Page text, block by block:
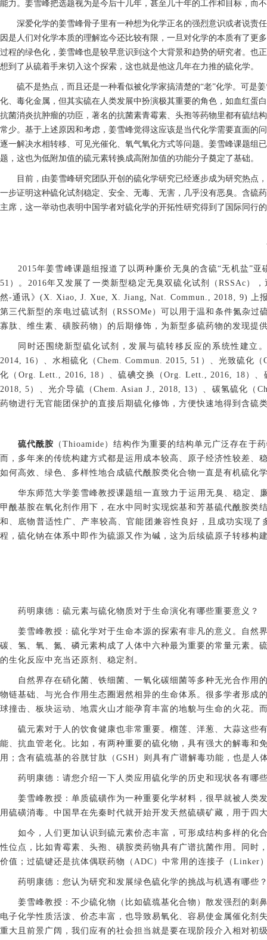
能力。姜雪峰把选题视为是今后十几年，甚至几十年的工作和目标，而
深爱化学的姜雪峰骨子里有一种想为化学正名的强烈意识或者说责
因是人们对化学本质的理解迄今还比较有限，一旦对化学的本质有了
过程的绿色化，姜雪峰也是较早意识到这个大背景和趋势的研究者。也
想到了从硫着手来切入这个探索，这也就是他这几年在力推的硫化学。
硫不是热点，而且还是一种看似被化学家搞清楚的“老”化学。可是
化、毒化金属，但其实硫在人类发展中扮演极其重要的角色，如血红蛋
抗菌消炎抗肿瘤的功臣，著名的抗菌素青霉素、头孢等药物里都有硫结
常少。基于上述原因和考虑，姜雪峰觉得这应该是当代化学需要直面的
逐一解决水相转移、可见光催化、氧气氧化方式等问题。姜雪峰课题组
题，这也为低附加值的硫元素转换成高附加值的功能分子奠定了基础。
目前，由姜雪峰研究团队开创的硫化学研究已经逐步成为研究热
一步证明这种硫化试剂稳定、安全、无毒、无害，几乎没有恶臭。含硫
主席，这一举动也表明中国学者对硫化学的开拓性研究得到了国际同行
2015年姜雪峰课题组报道了以两种廉价无臭的含硫“无机盐”亚
51）。2016年又发展了一类新型稳定无臭双硫化试剂（RSSAc）
然-通讯》(X. Xiao, J. Xue, X. Jiang, Nat. Commun., 2018‚ 9) 上
第三代新型的亲电过硫试剂（RSSOMe）可以用于温和条件氮杂过
寡肽、维生素、磺胺药物）的后期修饰，为新型多硫药物的发现提
同时还围绕新型硫化试剂，发展与硫转移反应的系统性建
2014, 16）、水相硫化（Chem. Commun. 2015, 51）、光致硫化
化（Org. Lett., 2016, 18）、硫碘交换（Org. Lett., 2016, 18）
2018, 5）、光介导硫（Chem. Asian J., 2018, 13）、碳氢硫化（
药物进行无官能团保护的直接后期硫化修饰，方便快速地得到含硫
硫代酰胺 （Thioamide）结构作为重要的结构单元广泛存在于
而，多年来的传统构建方式都是运用成本较高、原子经济性较差
如何高效、绿色、多样性地合成硫代酰胺类化合物一直是有机硫化
华东师范大学姜雪峰教授课题组一直致力于运用无臭、稳定、
甲酰基胺在氧化剂作用下，在水中同时实现烷基和芳基硫代酰胺类
和、底物普适性广、产率较高、官能团兼容性良好，且成功实现
程，硫化钠在体系中即作为硫源又作为碱，这为后续硫原子转移构
药明康德：硫元素与硫化物质对于生命演化有哪些重要意义？
姜雪峰教授：硫化学对于生命本源的探索有非凡的意义。自然
碳、氢、氧、氮、磷元素构成了人体中六种最为重要的常量元素。
的生化反应中充当还原剂、稳定剂。
自然界存在硝化菌、铁细菌、一氧化碳细菌等多种无光合作
物链基础、与光合作用生态圈迥然相异的生命体系。很多学者形成
球撞击、板块运动、地震火山才能孕育丰富的地貌与生命的火花。
硫元素对于人的饮食健康也非常重要。榴莲、洋葱、大蒜这些
能、抗血管老化。比如，有两种重要的硫化物，具有强大的解毒和
用；含有硫巯基的谷胱甘肽（GSH）则具有广谱解毒功能，也是
药明康德：请您介绍一下人类应用硫化学的历史和现状各有哪
姜雪峰教授：单质硫磺作为一种重要化学材料，很早就被人类
用硫磺消毒。中国早在先秦时代就开始开发天然硫磺矿藏，用于四
如今，人们更加认识到硫元素价态丰富，可形成结构多样的化
性位点，比如青霉素、头孢、磺胺类药物具有广谱抗菌作用。同时
价值；过硫键还是抗体偶联药物（ADC）中常用的连接子（Linker
药明康德：您认为研究和发展绿色硫化学的挑战与机遇有哪些
姜雪峰教授：不少硫化物（比如硫巯基化合物）散发强烈的刺
电子化学性质活泼、价态丰富，也导致易氧化、容易使金属催化
重大且前景广阔，我们应有的社会担当就是要在现阶段介入相对初